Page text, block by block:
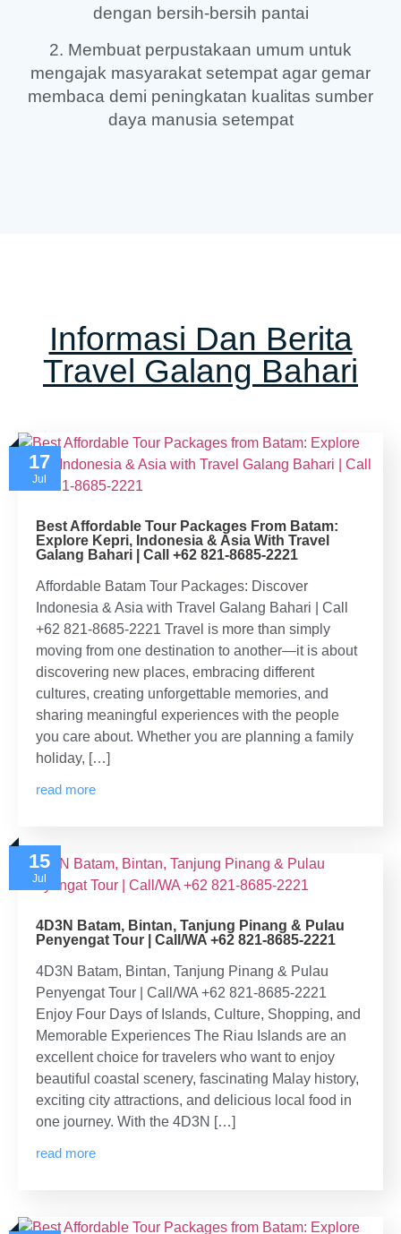
dengan bersih-bersih pantai
2. Membuat perpustakaan umum untuk
mengajak masyarakat setempat agar gemar
membaca demi peningkatan kualitas sumber
daya manusia setempat
Informasi Dan Berita
Travel Galang Bahari
17
Jul
Best Affordable Tour Packages From Batam:
Explore Kepri, Indonesia & Asia With Travel
Galang Bahari | Call +62 821-8685-2221
Affordable Batam Tour Packages: Discover
Indonesia & Asia with Travel Galang Bahari | Call
+62 821-8685-2221 Travel is more than simply
moving from one destination to another—it is about
discovering new places, embracing different
cultures, creating unforgettable memories, and
sharing meaningful experiences with the people
you care about. Whether you are planning a family
holiday, […]
read more
15
Jul
4D3N Batam, Bintan, Tanjung Pinang & Pulau
Penyengat Tour | Call/WA +62 821-8685-2221
4D3N Batam, Bintan, Tanjung Pinang & Pulau
Penyengat Tour | Call/WA +62 821-8685-2221
Enjoy Four Days of Islands, Culture, Shopping, and
Memorable Experiences The Riau Islands are an
excellent choice for travelers who want to enjoy
beautiful coastal scenery, fascinating Malay history,
exciting city attractions, and delicious local food in
one journey. With the 4D3N […]
read more